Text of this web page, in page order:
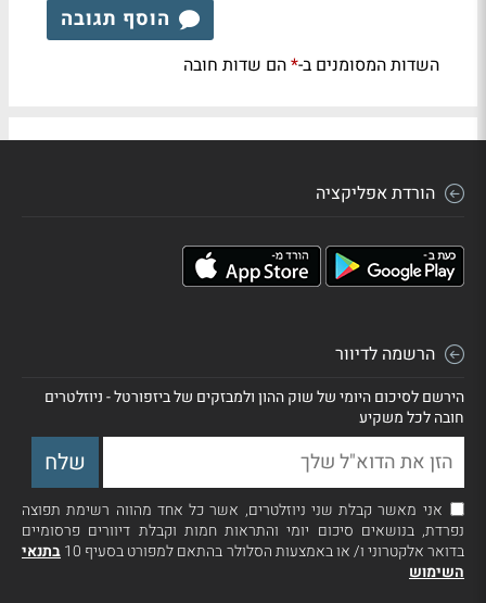
הוסף תגובה
השדות המסומנים ב-*הם שדות חובה
הורדת אפליקציה
הרשמה לדיוור
הירשם לסיכום היומי של שוק ההון ולמבזקים של ביזפורטל - ניוזלטרים
חובה לכל משקיע
אני מאשר קבלת שני ניוזלטרים, אשר כל אחד מהווה רשימת תפוצה
נפרדת, בנושאים סיכום יומי והתראות חמות וקבלת דיוורים פרסומיים
בדואר אלקטרוני ו/ או באמצעות הסלולר בהתאם למפורט בסעיף 10
בתנאי
השימוש